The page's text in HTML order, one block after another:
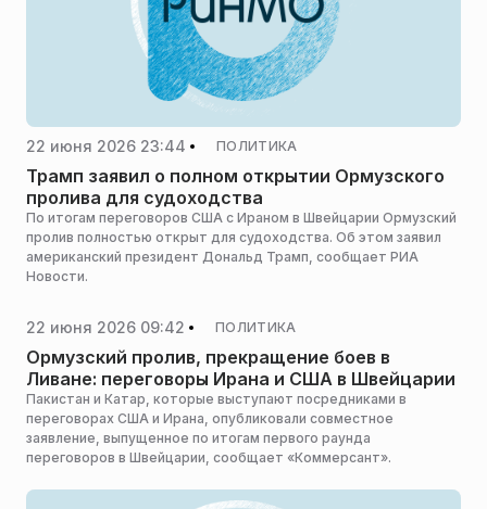
22 июня 2026 23:44 ПОЛИТИКА
Трамп заявил о полном открытии Ормузского
пролива для судоходства
По итогам переговоров США с Ираном в Швейцарии Ормузский
пролив полностью открыт для судоходства. Об этом заявил
американский президент Дональд Трамп, сообщает РИА
Новости.
22 июня 2026 09:42 ПОЛИТИКА
Ормузский пролив, прекращение боев в
Ливане: переговоры Ирана и США в Швейцарии
Пакистан и Катар, которые выступают посредниками в
переговорах США и Ирана, опубликовали совместное
заявление, выпущенное по итогам первого раунда
переговоров в Швейцарии, сообщает «Коммерсант».